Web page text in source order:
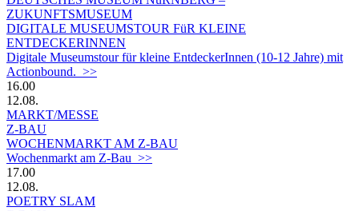
ZUKUNFTSMUSEUM
DIGITALE MUSEUMSTOUR FüR KLEINE
ENTDECKERINNEN
Digitale Museumstour für kleine EntdeckerInnen (10-12 Jahre) mit
Actionbound. >>
16.00
12.08.
MARKT/MESSE
Z-BAU
WOCHENMARKT AM Z-BAU
Wochenmarkt am Z-Bau >>
17.00
12.08.
POETRY SLAM